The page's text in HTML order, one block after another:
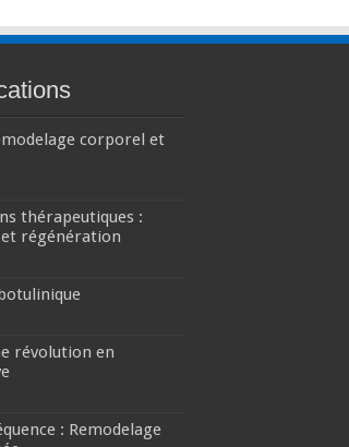
corporel et
thérapeutiques :
régénération
révolution en
: Remodelage